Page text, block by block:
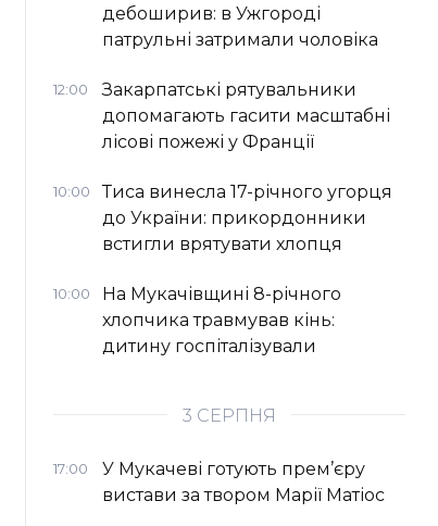
дебоширив: в Ужгороді
патрульні затримали чоловіка
12:00
Закарпатські рятувальники
допомагають гасити масштабні
лісові пожежі у Франції
10:00
Тиса винесла 17-річного угорця
до України: прикордонники
встигли врятувати хлопця
10:00
На Мукачівщині 8-річного
хлопчика травмував кінь:
дитину госпіталізували
3 СЕРПНЯ
17:00
У Мукачеві готують прем’єру
вистави за твором Марії Матіос